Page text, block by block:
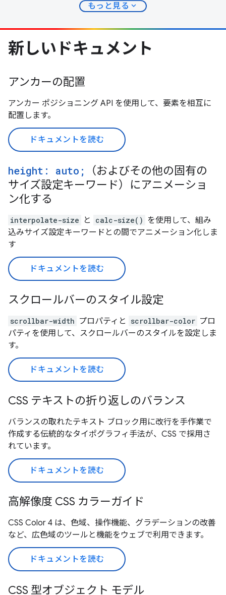
もっと見る expand_more
新しいドキュメント
アンカーの配置
アンカー ポジショニング API を使用して、要素を相互に
配置します。
ドキュメントを読む
height: auto;
（およびその他の固有の
サイズ設定キーワード）にアニメーショ
ン化する
interpolate-size と calc-size() を使用して、組み
込みサイズ設定キーワードとの間でアニメーション化しま
す
ドキュメントを読む
スクロールバーのスタイル設定
scrollbar-width プロパティと scrollbar-color プロ
パティを使用して、スクロールバーのスタイルを設定しま
す。
ドキュメントを読む
CSS テキストの折り返しのバランス
バランスの取れたテキスト ブロック用に改行を手作業で
作成する伝統的なタイポグラフィ手法が、CSS で採用さ
れています。
ドキュメントを読む
高解像度 CSS カラーガイド
CSS Color 4 は、色域、操作機能、グラデーションの改善
など、広色域のツールと機能をウェブで利用できます。
ドキュメントを読む
CSS 型オブジェクト モデル